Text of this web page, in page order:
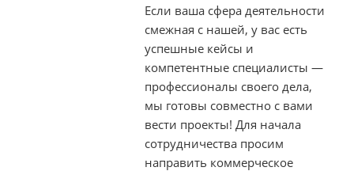
Если ваша сфера деятельности
смежная с нашей, у вас есть
успешные кейсы и
компетентные специалисты —
профессионалы своего дела,
мы готовы совместно с вами
вести проекты! Для начала
сотрудничества просим
направить коммерческое